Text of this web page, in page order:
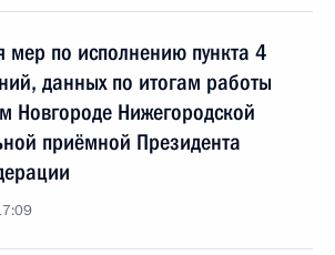
мер по исполнению пункта 4
данных по итогам работы
Новгороде Нижегородской
приёмной Президента